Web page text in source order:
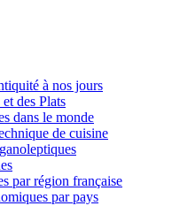
à nos jours
des Plats
dans le monde
de cuisine
par région française
par pays